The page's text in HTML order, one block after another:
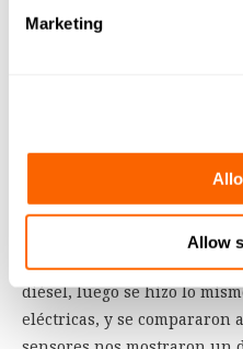
Marketing
Allow
cantidades excesivas de
las nuevas carretillas no lo
También se han reducido
asegurarnos de que
precisión, colaboramos con
Seguridad y Salud para los
junto con las empresas
empleados. Se colocó un
conductores mientras
diésel, luego se hizo lo
eléctricas, y se compararon